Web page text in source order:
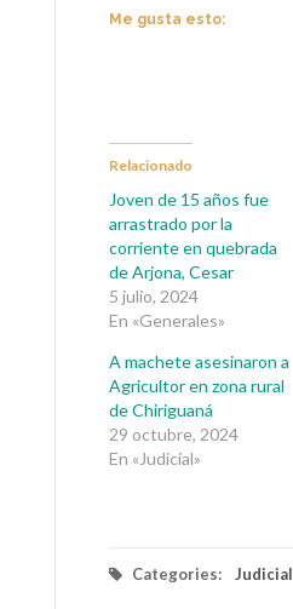
Me gusta esto:
Relacionado
Joven de 15 años fue
arrastrado por la
corriente en quebrada
de Arjona, Cesar
5 julio, 2024
En «Generales»
A machete asesinaron a
Agricultor en zona rural
de Chiriguaná
29 octubre, 2024
En «Judicial»
Categories: Judicial